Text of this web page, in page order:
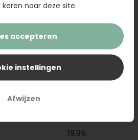
19,95
naar deze site.
accepteren
instellingen
Afwijzen